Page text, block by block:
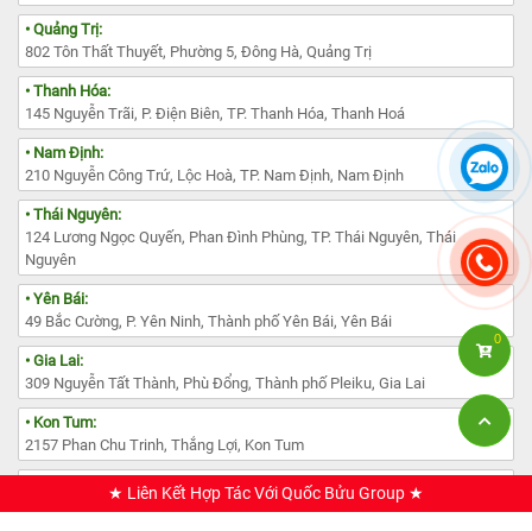
• Quảng Trị:
802 Tôn Thất Thuyết, Phường 5, Đông Hà, Quảng Trị
• Thanh Hóa:
145 Nguyễn Trãi, P. Điện Biên, TP. Thanh Hóa, Thanh Hoá
• Nam Định:
210 Nguyễn Công Trứ, Lộc Hoà, TP. Nam Định, Nam Định
• Thái Nguyên:
124 Lương Ngọc Quyến, Phan Đình Phùng, TP. Thái Nguyên, Thái
Nguyên
• Yên Bái:
49 Bắc Cường, P. Yên Ninh, Thành phố Yên Bái, Yên Bái
• Gia Lai:
309 Nguyễn Tất Thành, Phù Đổng, Thành phố Pleiku, Gia Lai
• Kon Tum:
2157 Phan Chu Trinh, Thắng Lợi, Kon Tum
385 Đường Nguyễn Văn Cừ, Phường 1, TP. Đà Lạt, Lâm Đồng
0
★ Liên Kết Hợp Tác Với Quốc Bửu Group ★